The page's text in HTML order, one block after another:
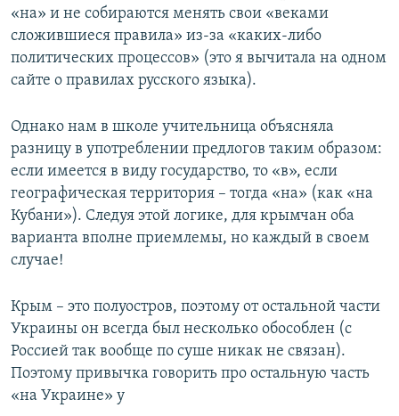
«на» и не собираются менять свои «веками
сложившиеся правила» из-за «каких-либо
политических процессов» (это я вычитала на одном
сайте о правилах русского языка).
Однако нам в школе учительница объясняла
разницу в употреблении предлогов таким образом:
если имеется в виду государство, то «в», если
географическая территория – тогда «на» (как «на
Кубани»). Следуя этой логике, для крымчан оба
варианта вполне приемлемы, но каждый в своем
случае!
Крым – это полуостров, поэтому от остальной части
Украины он всегда был несколько обособлен (с
Россией так вообще по суше никак не связан).
Поэтому привычка говорить про остальную часть
«на Украине» у